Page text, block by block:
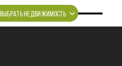
ВЫБРАТЬ НЕДВИЖИМОСТЬ